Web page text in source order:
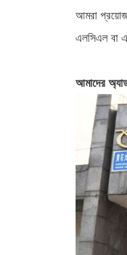
আমরা
এলসিএল বা
আমাদের